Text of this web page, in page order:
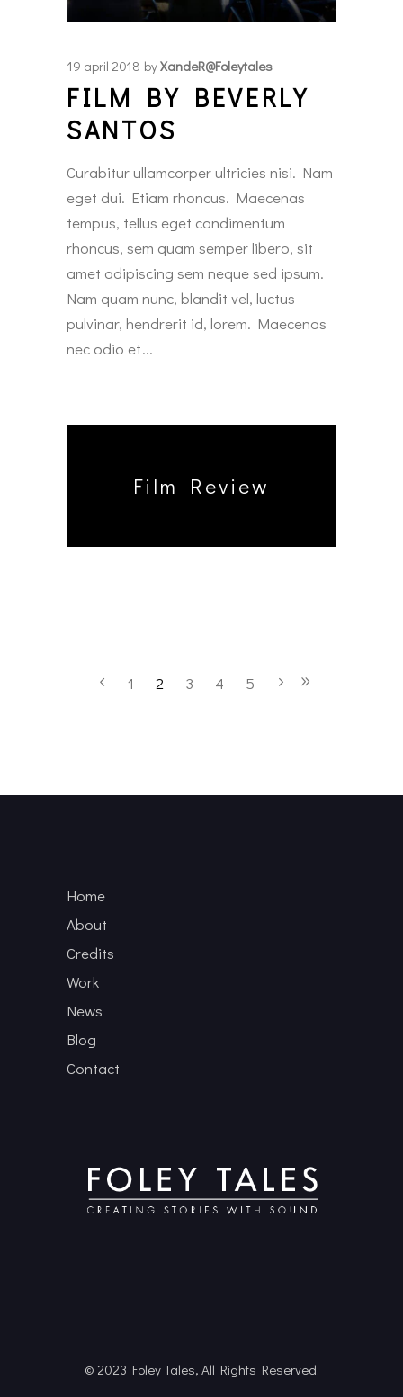
19 april 2018 byXandeR@foleytales
FILM BY BEVERLY
SANTOS
Curabitur ullamcorper ultricies nisi. Nam
eget dui. Etiam rhoncus. Maecenas
tempus, tellus eget condimentum
rhoncus, sem quam semper libero, sit
amet adipiscing sem neque sed ipsum.
Nam quam nunc, blandit vel, luctus
pulvinar, hendrerit id, lorem. Maecenas
nec odio et
Film Review
1 2 3 4 5
Home
About
Credits
Work
News
Blog
Contact
© 2023 Foley Tales, All Rights Reserved.